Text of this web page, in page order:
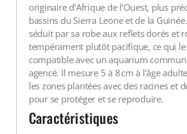
originaire d’Afrique de l’Ouest, plus
bassins du Sierra Leone et de la
séduit par sa robe aux reflets dorés et
tempérament plutôt pacifique, ce qui
compatible avec un aquarium
agencé. Il mesure 5 à 8 cm à l’âge
les zones plantées avec des racines et
pour se protéger et se reproduire.
Caractéristiques